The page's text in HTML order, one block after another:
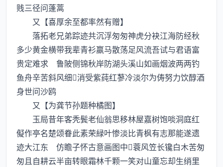
贱三径问蓬蒿
又【喜厚余至都率然有赠】
落拓老兄弟踪迹共沉浮匆匆神虎分袂江海防经秋
多少黄金横带我辈青衫羸马散荡足风流吾试与君语富
贵定难求 鲁陂侧锦秋岸防湖头溪山如画烟波两两钓
鱼舟辛苦斜风细消受紫莼红蓼冷淡尔为俦努力饮醇酒
身世问沙鸥
又【为龚节孙题种橘图】
玉局昔年客秃鬓老仙翁思移林屋嘉树饱啖洞庭红
儗作亭名楚颂眷此素荣緑叶惨淡比青枫有志那能遂遗
迹大江东 仿瞻子怀古意画图中蓑风笠长镵白木苦匆
匆且自耕云半亩转眼霜林千颗一笑对山童忘却生绡里